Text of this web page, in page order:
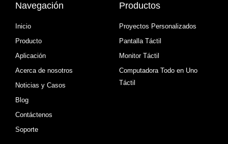
Navegación
Inicio
Producto
Aplicación
Acerca de nosotros
Noticias y Casos
Blog
Contáctenos
Soporte
Productos
Proyectos Personalizados
Pantalla Táctil
Monitor Táctil
Computadora Todo en Uno
Táctil